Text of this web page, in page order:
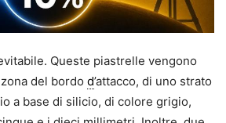
Queste piastrelle vengono
del bordo d’attacco, di uno strato
a base di silicio, di colore grigio,